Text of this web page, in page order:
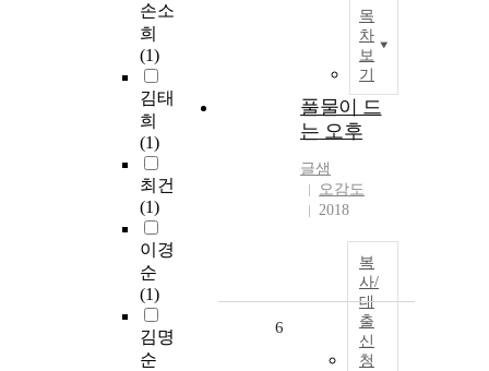
손소
희
(1)
김태
희
(1)
최건
(1)
이경
순
(1)
김명
순
목
차
보
기
풀물이 드
는 오후
글샘
오감도
2018
복
사/
대
출
신
청
6